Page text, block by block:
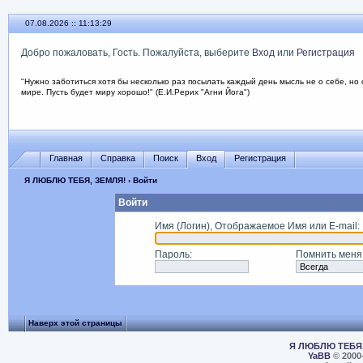
07.08.2026 :: 11:13:29
Добро пожаловать, Гость. Пожалуйста, выберите Входили Регистрация
"Нужно заботиться хотя бы несколько раз посылать каждый день мысль не о себе, но
мире. Пусть будет миру хорошо!" (Е.И.Рерих "Агни Йога")
Главная Справка Поиск Вход Регистрация
Я ЛЮБЛЮ ТЕБЯ, ЗЕМЛЯ!› Войти
Войти
Имя (Логин), Отображаемое Имя или E-mail :
Пароль: Помнить меня
Наверх этой страницы
Я ЛЮБЛЮ
YaBB©